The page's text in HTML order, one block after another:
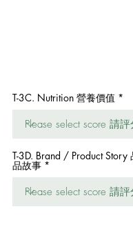
T-3C. Nutrition 營養價值
T-3D. Brand / Product
品故事